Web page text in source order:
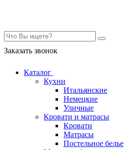
Заказать звонок
Каталог
Кухни
Итальянские
Немецкие
Уличные
Кровати и матрасы
Кровати
Матрасы
Постельное белье